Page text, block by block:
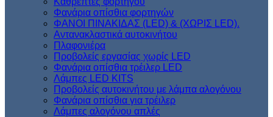
Φανάρια οπίσθια φορτηγών
ΦΑΝΟΙ ΠΙΝΑΚΙΔΑΣ (LED) & (XΩΡΙΣ LED).
Aντανακλαστικά αυτοκινήτου
Πλαφονιέρα
Προβολείς εργασίας χωρίς LED
Φανάρια οπίσθια τρέιλερ LED
Λάμπες LED KITS
Προβολείς αυτοκινήτου με λάμπα αλογόνου
Φανάρια οπίσθια για τρέιλερ
Λάμπες αλογόνου απλές